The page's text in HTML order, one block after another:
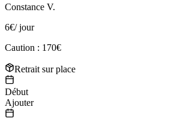
Constance V.
6€/ jour
Caution : 170€
Retrait sur place
Début
Ajouter